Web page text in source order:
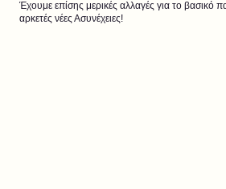
Έχουμε επίσης μερικές αλλαγές για το βασικό
αρκετές νέες Ασυνέχειες!